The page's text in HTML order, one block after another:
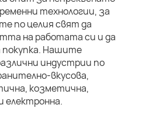
технологии, за
по целия свят да
на работата си и да
Нашите
индустрии по
вкусова,
козметична,
електронна.